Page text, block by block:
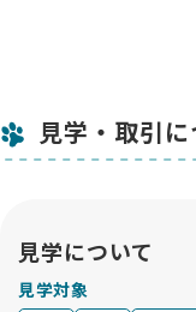
見学・取引に
見学について
見学対象